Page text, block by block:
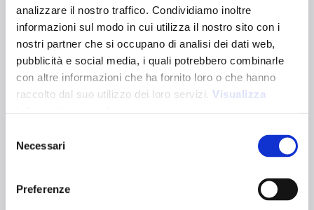
analizzare il nostro traffico. Condividiamo inoltre
informazioni sul modo in cui utilizza il nostro sito con i
nostri partner che si occupano di analisi dei dati web,
pubblicità e social media, i quali potrebbero combinarle
con altre informazioni che ha fornito loro o che hanno
raccolto dal suo utilizzo dei loro servizi. Visualizza
delNecessari
Preferenze
Sapri S
26119
Sacchetto regalo in juco 250 g/m2. Richiudibile grazie alla
sua doppia corda
Dimensioni:15 X 20 CM
Varianti colori:
Naturale